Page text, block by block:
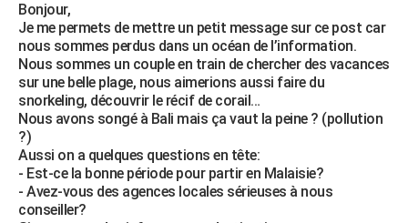
Essais
Réserver un essai
Citadines
Berlines
SUV
Forum auto
+HIGH-TECH
Mobiles
Meilleur smartphone
Internet
Ordinateurs
Jeux vidéo
Guide high-tech
+BRICOLAGE
Forum
Aménagement intérieur
Extérieur
Cuisine
Salle de bains
Jardinage
Rangement
WEEK-END
Guides de France
Escapades
Patrimoine
Expositions
Musées
Week-end nature
+LIFESTYLE
Art de vivre
Bien-être
Loisirs
Mode
Modes de vie
SANTE
Alimentation
Guide de la santé
Maladies
Médicaments
Sommeil
VOYAGE
Bonjour,
Je me permets de mettre un petit message sur ce post car
nous sommes perdus dans un océan de l’information.
Nous sommes un couple en train de chercher des vacances
sur une belle plage, nous aimerions aussi faire du
snorkeling, découvrir le récif de corail…
Nous avons songé à Bali mais ça vaut la peine ? (pollution
?)
Aussi on a quelques questions en tête:
- Est-ce la bonne période pour partir en Malaisie?
- Avez-vous des agences locales sérieuses à nous
conseiller?